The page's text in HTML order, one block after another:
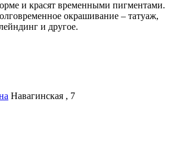
и красят временными пигментами.
окрашивание – татуаж,
и другое.
Навагинская , 7